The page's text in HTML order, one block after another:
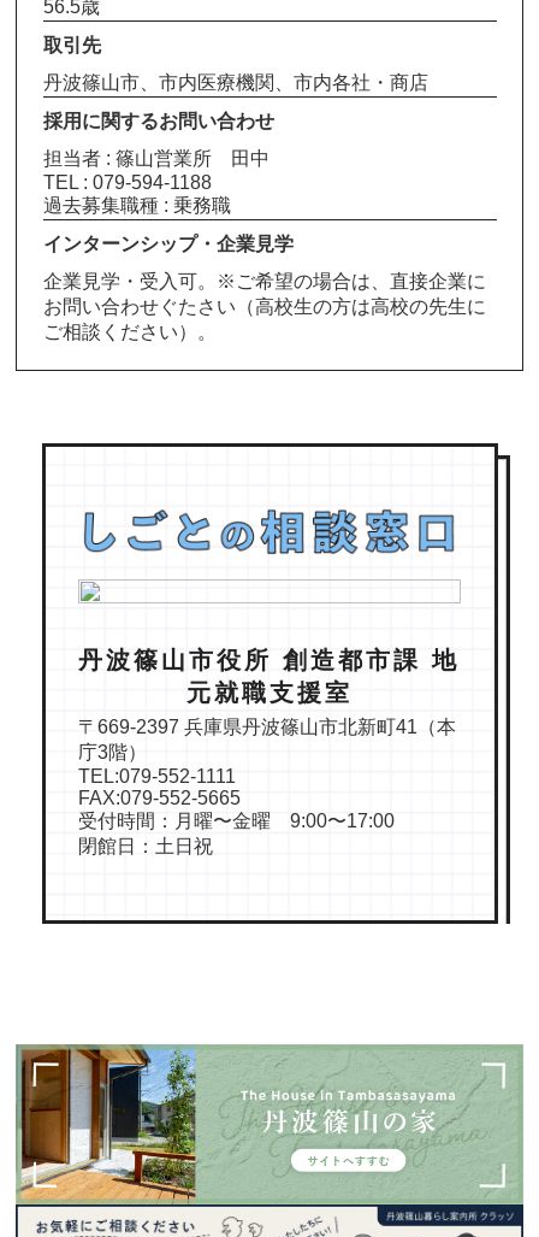
56.5歳
取引先
丹波篠山市、市内医療機関、市内各社・商店
採用に関するお問い合わせ
担当者 : 篠山営業所 田中
TEL : 079-594-1188
過去募集職種 : 乗務職
インターンシップ・企業見学
企業見学・受入可。※ご希望の場合は、直接企業に
お問い合わせぐたさい（高校生の方は高校の先生に
ご相談ください）。
丹波篠山市役所 創造都市課 地
元就職支援室
〒669-2397 兵庫県丹波篠山市北新町41（本
庁3階）
TEL:079-552-1111
FAX:079-552-5665
受付時間：月曜〜金曜 9:00〜17:00
閉館日：土日祝